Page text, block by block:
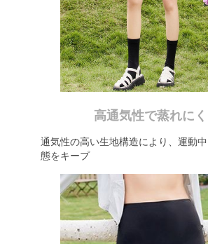
高通気性で蒸れに
通気性の高い生地構造により、運動
態をキープ